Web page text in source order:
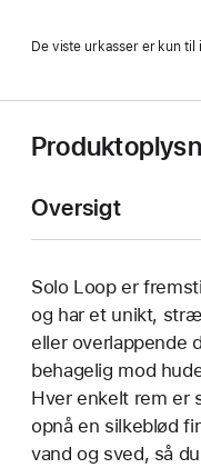
De viste urkasser er kun til
Oversigt
Solo Loop er
og har et unikt,
eller overlappende
behagelig mod
Hver enkelt rem er
opnå en silkeblød
vand og sved, så